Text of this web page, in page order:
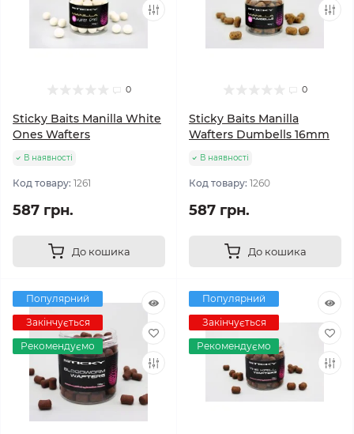
0
Sticky Baits Manilla White
Ones Wafters
В наявності
Код товару: 1261
587 грн.
До кошика
0
Sticky Baits Manilla
Wafters Dumbells 16mm
В наявності
Код товару: 1260
587 грн.
До кошика
Популярний
Закінчується
Рекомендуємо
Популярний
Закінчується
Рекомендуємо